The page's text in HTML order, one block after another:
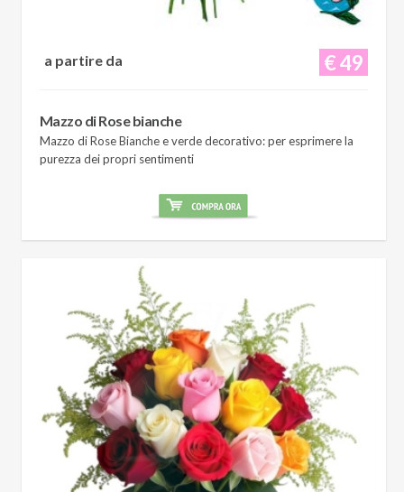
€ 49
a partire da
Mazzo di Rose bianche
Mazzo di Rose Bianche e verde decorativo: per esprimere la
purezza dei propri sentimenti